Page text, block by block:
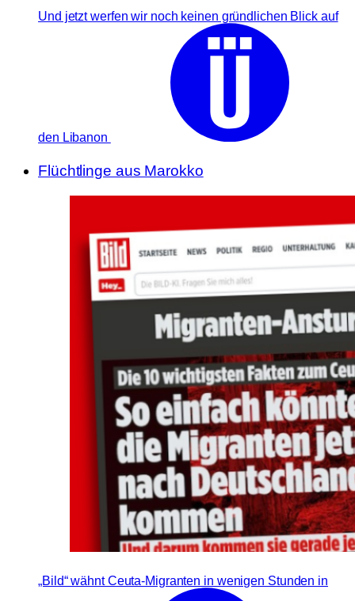
Und jetzt werfen wir noch keinen gründlichen Blick auf
den Libanon
Flüchtlinge aus Marokko
„Bild“ wähnt Ceuta-Migranten in wenigen Stunden in